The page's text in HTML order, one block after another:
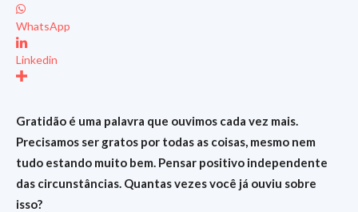
WhatsApp
Linkedin
Gratidão é uma palavra que ouvimos cada vez mais.
Precisamos ser gratos por todas as coisas, mesmo nem
tudo estando muito bem. Pensar positivo independente
das circunstâncias. Quantas vezes você já ouviu sobre
isso?